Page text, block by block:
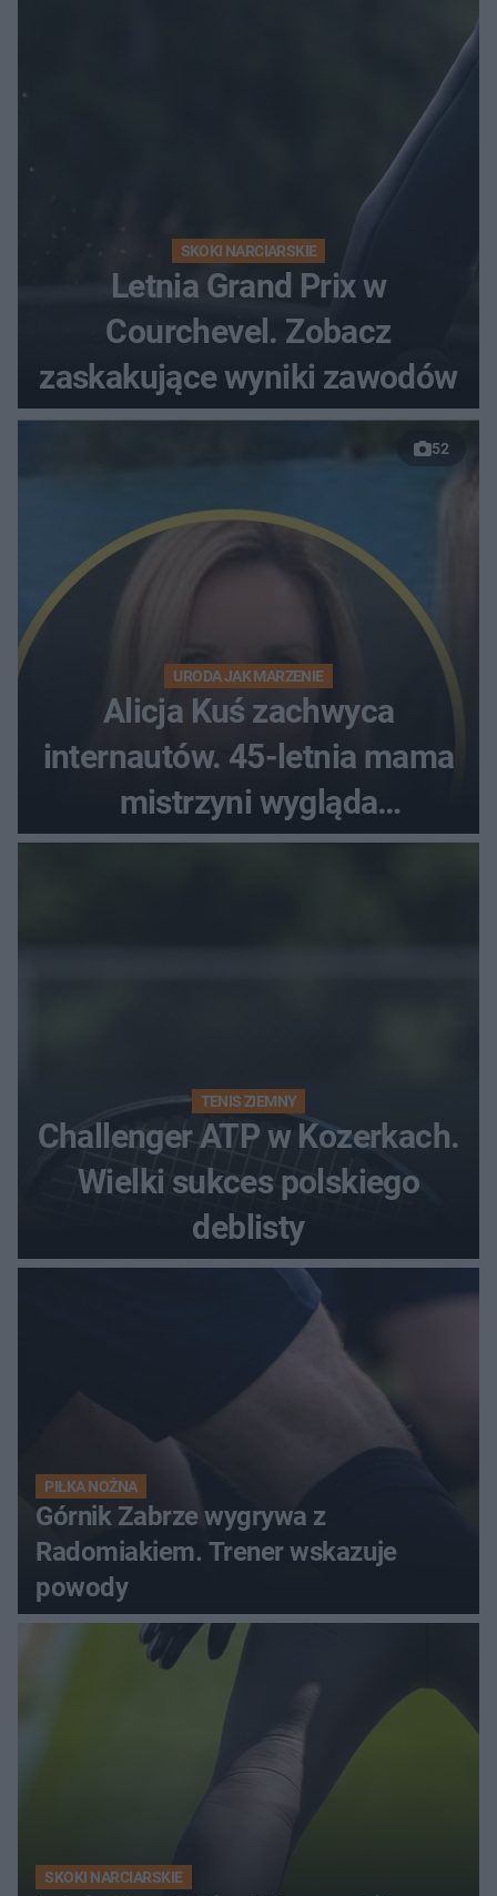
SKOKI NARCIARSKIE
Letnia Grand Prix w
Courchevel. Zobacz
zaskakujące wyniki zawodów
52
URODA JAK MARZENIE
Alicja Kuś zachwyca
internautów. 45-letnia mama
mistrzyni wygląda
zjawiskowo
TENIS ZIEMNY
Challenger ATP w Kozerkach.
Wielki sukces polskiego
deblisty
PIŁKA NOŻNA
Górnik Zabrze wygrywa z
Radomiakiem. Trener wskazuje
powody
SKOKI NARCIARSKIE